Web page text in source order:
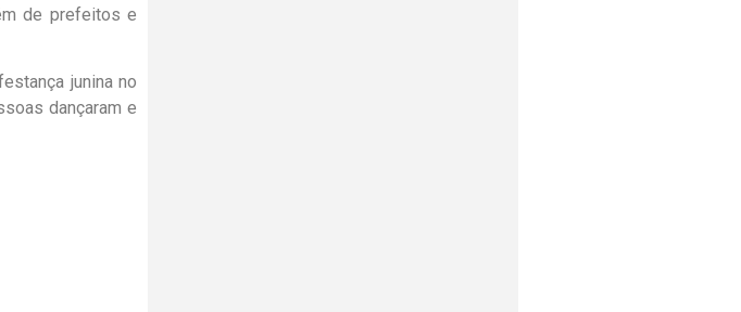
de prefeitos e
junina no
dançaram e